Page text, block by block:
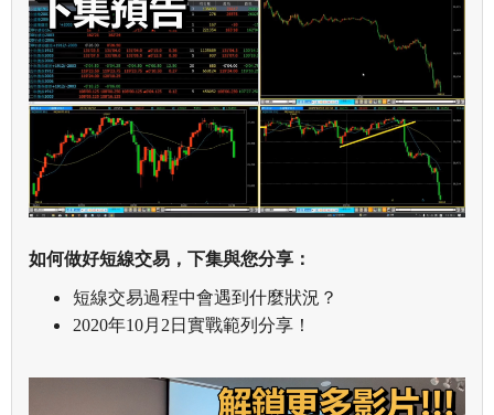
如何做好短線交易，下集與您分享：
短線交易過程中會遇到什麼狀況？
2020年10月2日實戰範列分享！